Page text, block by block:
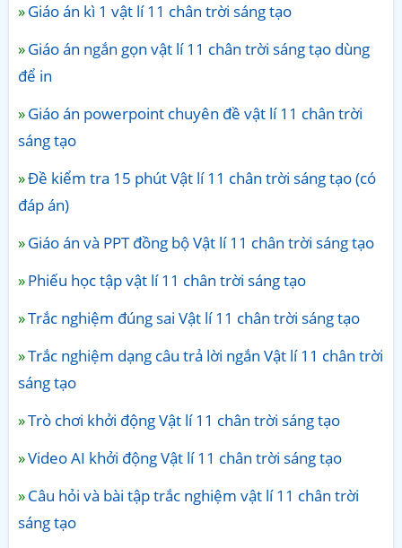
Giáo án kì 1 vật lí 11 chân trời sáng tạo
Giáo án ngắn gọn vật lí 11 chân trời sáng tạo dùng
để in
Giáo án powerpoint chuyên đề vật lí 11 chân trời
sáng tạo
Đề kiểm tra 15 phút Vật lí 11 chân trời sáng tạo (có
đáp án)
Giáo án và PPT đồng bộ Vật lí 11 chân trời sáng tạo
Phiếu học tập vật lí 11 chân trời sáng tạo
Trắc nghiệm đúng sai Vật lí 11 chân trời sáng tạo
Trắc nghiệm dạng câu trả lời ngắn Vật lí 11 chân trời
sáng tạo
Trò chơi khởi động Vật lí 11 chân trời sáng tạo
Video AI khởi động Vật lí 11 chân trời sáng tạo
Câu hỏi và bài tập trắc nghiệm vật lí 11 chân trời
sáng tạo